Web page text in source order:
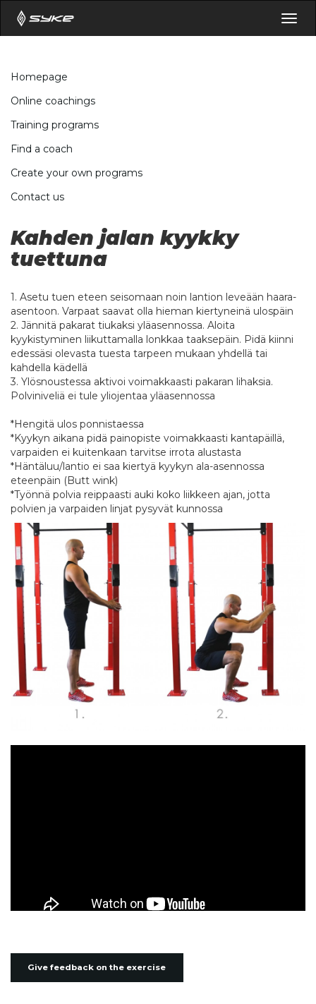
Homepage
Online coachings
Training programs
Find a coach
Create your own programs
Contact us
Kahden jalan kyykky
tuettuna
1. Asetu tuen eteen seisomaan noin lantion leveään haara-
asentoon. Varpaat saavat olla hieman kiertyneinä ulospäin
2. Jännitä pakarat tiukaksi yläasennossa. Aloita
kyykistyminen liikuttamalla lonkkaa taaksepäin. Pidä kiinni
edessäsi olevasta tuesta tarpeen mukaan yhdellä tai
kahdella kädellä
3. Ylösnoustessa aktivoi voimakkaasti pakaran lihaksia. ​
Polviniveliä ei tule yliojentaa yläasennossa
*Hengitä ulos ponnistaessa
*Kyykyn aikana pidä painopiste voimakkaasti kantapäillä,
varpaiden ei kuitenkaan tarvitse irrota alustasta
*Häntäluu/lantio ei saa kiertyä kyykyn ala-asennossa
eteenpäin (Butt wink)
*Työnnä polvia reippaasti auki koko liikkeen ajan, jotta
polvien ja varpaiden linjat pysyvät kunnossa
Give feedback on the exercise